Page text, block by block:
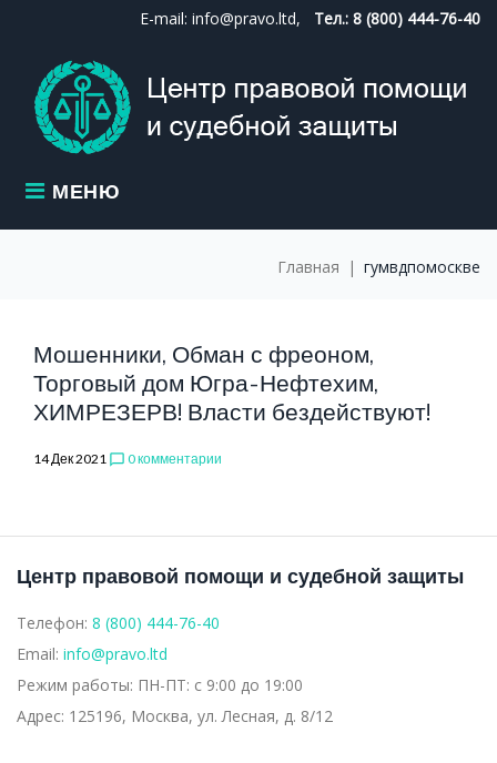
content
E-mail: info@pravo.ltd, Тел.: 8 (800) 444-76-40
МЕНЮ
Главная | гумвдпомоскве
МЕТКА:
Мошенники, Обман с фреоном,
Торговый дом Югра-Нефтехим,
ХИМРЕЗЕРВ! Власти бездействуют!
14 Дек 2021 chat_bubble_outline 0 комментарии
Центр правовой помощи и судебной защиты
Телефон: 8 (800) 444-76-40
Email: info@pravo.ltd
Режим работы: ПН-ПТ: с 9:00 до 19:00
Адрес: 125196, Москва, ул. Лесная, д. 8/12